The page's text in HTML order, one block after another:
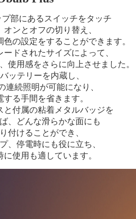
プ部にあるスイッチをタッチ
ンとオフの切り替え、
の設定をすることができます。
ドされたサイズによって、
使用感をさらに向上させました。
ッテリーを内蔵し、
連続照明が可能になり、
る手間を省きます。
と付属の粘着メタルバッジを
、どんな滑らかな面にも
付けることができ、
、停電時にも役に立ち、
使用も適しています。